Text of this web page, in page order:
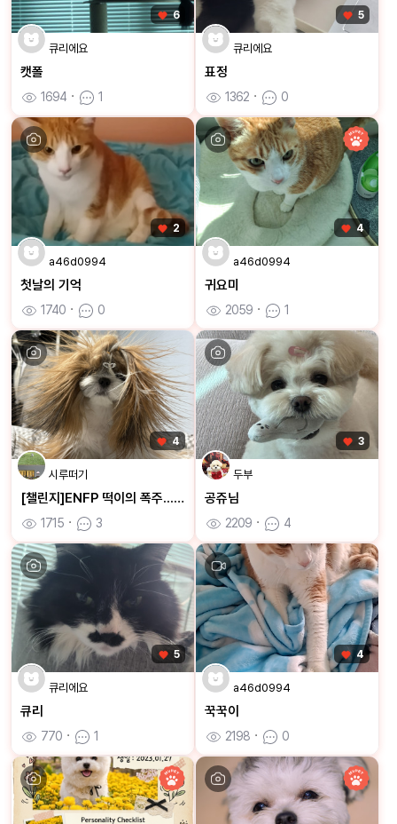
6
큐리에요
캣폴
1694 ㆍ 1
5
큐리에요
표정
1362 ㆍ 0
2
a46d0994
첫날의 기억
1740 ㆍ 0
4
a46d0994
귀요미
2059 ㆍ 1
4
시루떠기
[챌린지]ENFP 떡이의 폭주...🐶
1715 ㆍ 3
3
두부
공쥬님
2209 ㆍ 4
5
큐리에요
큐리
770 ㆍ 1
4
a46d0994
꾹꾹이
2198 ㆍ 0